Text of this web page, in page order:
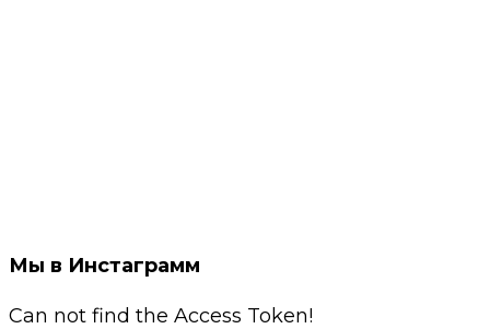
Мы в Инстаграмм
Can not find the Access Token!